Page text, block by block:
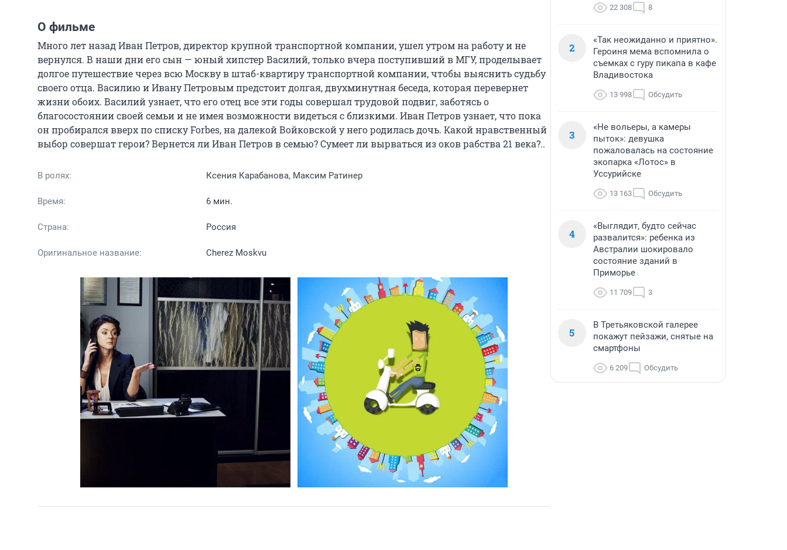
О фильме
Много лет назад Иван Петров, директор крупной транспортной компании, ушел утром на работу и не
вернулся. В наши дни его сын — юный хипстер Василий, только вчера поступивший в МГУ, проделывает
долгое путешествие через всю Москву в штаб-квартиру транспортной компании, чтобы выяснить судьбу
своего отца. Василию и Ивану Петровым предстоит долгая, двухминутная беседа, которая перевернет
жизни обоих. Василий узнает, что его отец все эти годы совершал трудовой подвиг, заботясь о
благосостоянии своей семьи и не имея возможности видеться с близкими. Иван Петров узнает, что пока
он пробирался вверх по списку Forbes, на далекой Войковской у него родилась дочь. Какой нравственный
выбор совершат герои? Вернется ли Иван Петров в семью? Сумеет ли вырваться из оков рабства 21 века?..
В ролях: Ксения Карабанова, Максим Ратинер
Время: 6 мин.
Страна: Россия
Оригинальное название: Cherez Moskvu
22 308 8
2
«Так неожиданно и приятно».
Героиня мема вспомнила о
съемках с гуру пикапа в кафе
Владивостока
13 998 Обсудить
3
«Не вольеры, а камеры
пыток»: девушка
пожаловалась на состояние
экопарка «Лотос» в
Уссурийске
13 163 Обсудить
4
«Выглядит, будто сейчас
развалится»: ребенка из
Австралии шокировало
состояние зданий в
Приморье
11 709 3
5
В Третьяковской галерее
покажут пейзажи, снятые на
смартфоны
6 209 Обсудить